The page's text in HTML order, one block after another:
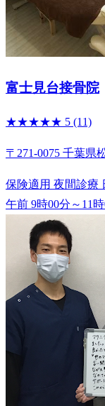
富士見台接骨院
★★★★★ 5 (11)
〒271-0075 千葉県
保険適用 夜間診療
午前 9時00分～11